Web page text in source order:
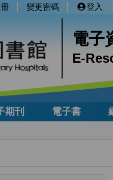
變更密碼 登入
電子
E-
期刊 電子書